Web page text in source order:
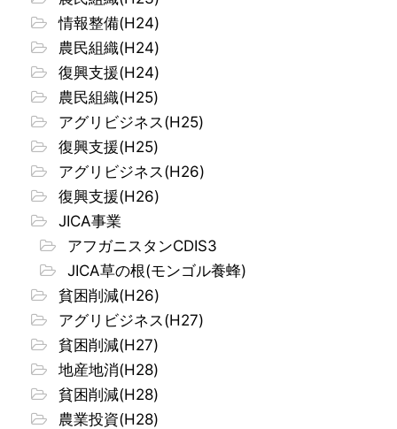
情報整備(H24)
農民組織(H24)
復興支援(H24)
農民組織(H25)
アグリビジネス(H25)
復興支援(H25)
アグリビジネス(H26)
復興支援(H26)
JICA事業
アフガニスタンCDIS3
JICA草の根(モンゴル養蜂)
貧困削減(H26)
アグリビジネス(H27)
貧困削減(H27)
地産地消(H28)
貧困削減(H28)
農業投資(H28)